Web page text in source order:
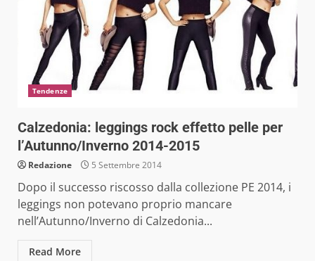
Tendenze
Calzedonia: leggings rock effetto pelle per
l’Autunno/Inverno 2014-2015
Redazione 5 Settembre 2014
Dopo il successo riscosso dalla collezione PE 2014, i
leggings non potevano proprio mancare
nell’Autunno/Inverno di Calzedonia...
Read More